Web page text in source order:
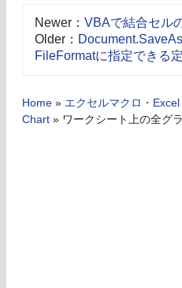
Newer： VBAで結合セル
Older：
FileFormatに指定できる
Home » エクセルマクロ・
Chart » ワークシート上の全グ